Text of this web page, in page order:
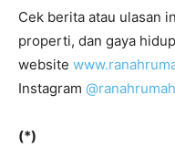
Cek berita atau ulasan
properti, dan gaya
website
Instagram
(*)